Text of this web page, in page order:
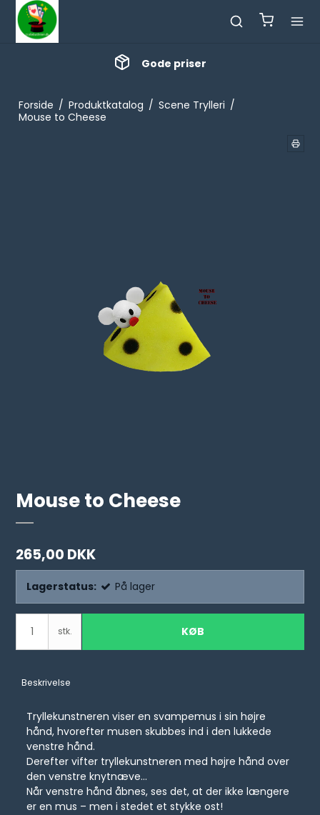
Gode priser
Forside / Produktkatalog / Scene Trylleri /
Mouse to Cheese
Mouse to Cheese
265,00 DKK
Lagerstatus: På lager
stk. KØB
Beskrivelse
Tryllekunstneren viser en svampemus i sin højre
hånd, hvorefter musen skubbes ind i den lukkede
venstre hånd.
Derefter vifter tryllekunstneren med højre hånd over
den venstre knytnæve...
Når venstre hånd åbnes, ses det, at der ikke længere
er en mus – men i stedet et stykke ost!